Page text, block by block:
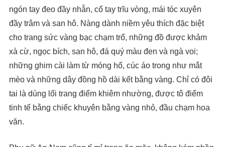
ngón tay đeo đầy nhẫn, cổ tay trĩu vòng, mái tóc xuyên
đầy trâm và san hô. Nàng dành niềm yêu thích đặc biệt
cho trang sức vàng bạc chạm trổ, những đồ được khảm
xà cừ, ngọc bích, san hô, đá quý màu đen và ngà voi;
những ghim cài làm từ móng hổ, cúc áo trong như mắt
mèo và những dây đồng hồ dài kết bằng vàng. Chỉ có đôi
tai là dùng lối trang điểm khiêm nhường, được tô điểm
tinh tế bằng chiếc khuyên bằng vàng nhỏ, đầu chạm hoa
văn.